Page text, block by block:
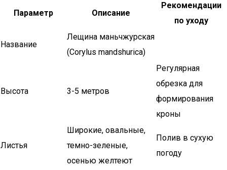
Параметр Описание
Рекомендации
по уходу
Название
Лещина маньчжурская
(Corylus mandshurica)
Высота 3-5 метров
Регулярная
обрезка для
формирования
кроны
Листья
Широкие, овальные,
темно-зеленые,
осенью желтеют
Полив в сухую
погоду